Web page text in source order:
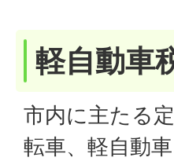
軽自動車
市内に主たる
転車、軽自動